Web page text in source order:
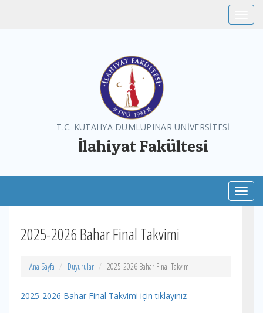
T.C. KÜTAHYA DUMLUPINAR ÜNİVERSİTESİ
İlahiyat Fakültesi
2025-2026 Bahar Final Takvimi
Ana Sayfa Duyurular 2025-2026 Bahar Final Takvimi
2025-2026 Bahar Final Takvimi için tıklayınız